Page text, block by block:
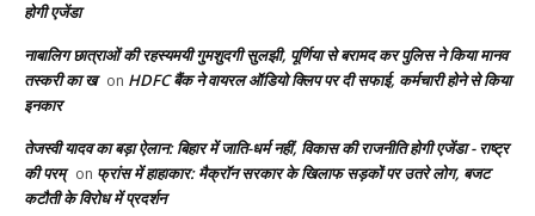
होगी एजेंडा
नाबालिग छात्राओं की रहस्यमयी गुमशुदगी सुलझी, पूर्णिया से बरामद कर पुलिस ने किया मानव
तस्करी का ख on HDFC बैंक ने वायरल ऑडियो क्लिप पर दी सफाई, कर्मचारी होने से किया
इनकार
तेजस्वी यादव का बड़ा ऐलान: बिहार में जाति-धर्म नहीं, विकास की राजनीति होगी एजेंडा - राष्ट्र
की परम् on फ्रांस में हाहाकार: मैक्रॉन सरकार के खिलाफ सड़कों पर उतरे लोग, बजट
कटौती के विरोध में प्रदर्शन